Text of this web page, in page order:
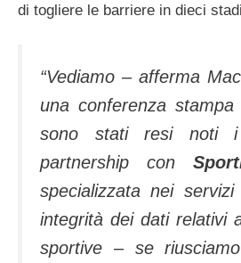
di togliere le barriere in dieci
“Vediamo – afferma
una conferenza
sono stati resi noti i
partnership con
specializzata nei
integrità dei dati relativi
sportive – se